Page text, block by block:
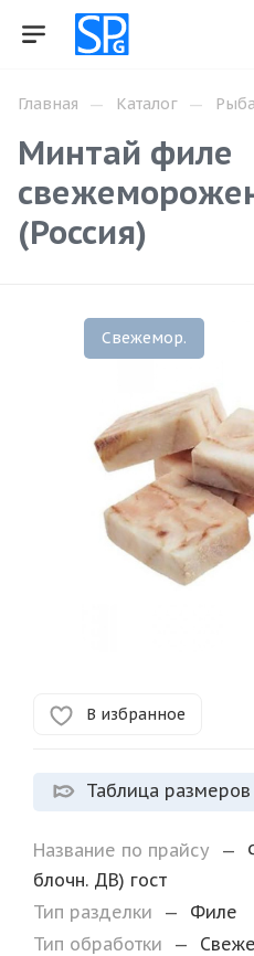
Главная — Каталог —
Минтай филе
(Россия)
Свежемор.
В избранное
Таблица размеров
Название по прайсу —
блочн. ДВ) гост
Тип разделки
—
Филе
Тип обработки
—